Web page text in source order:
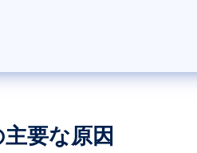
要な原因